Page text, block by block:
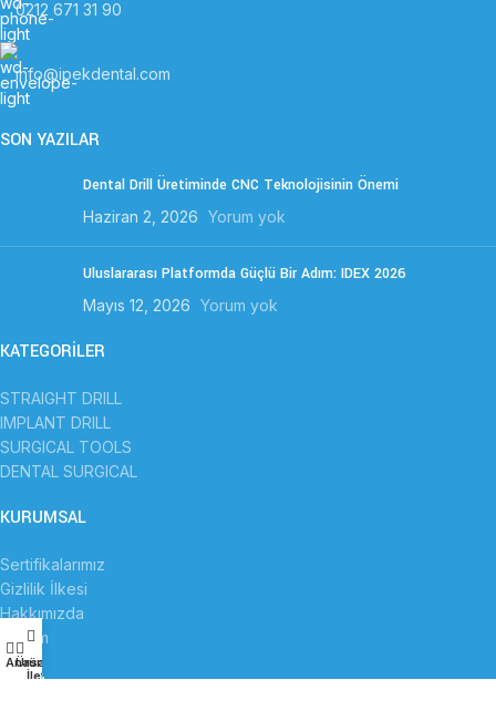
0212 671 31 90
info@ipekdental.com
SON YAZILAR
Dental Drill Üretiminde CNC Teknolojisinin Önemi
Haziran 2, 2026 Yorum yok
Uluslararası Platformda Güçlü Bir Adım: IDEX 2026
Mayıs 12, 2026 Yorum yok
KATEGORİLER
STRAIGHT DRILL
IMPLANT DRILL
SURGICAL TOOLS
DENTAL SURGICAL
KURUMSAL
Sertifikalarımız
Gizlilik İlkesi
Hakkımızda
İletişim
MENÜ
Anasayfa
Ürünler
İletişim